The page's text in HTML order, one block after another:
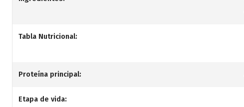
Tabla Nutricional:
Proteína principal:
Etapa de vida: